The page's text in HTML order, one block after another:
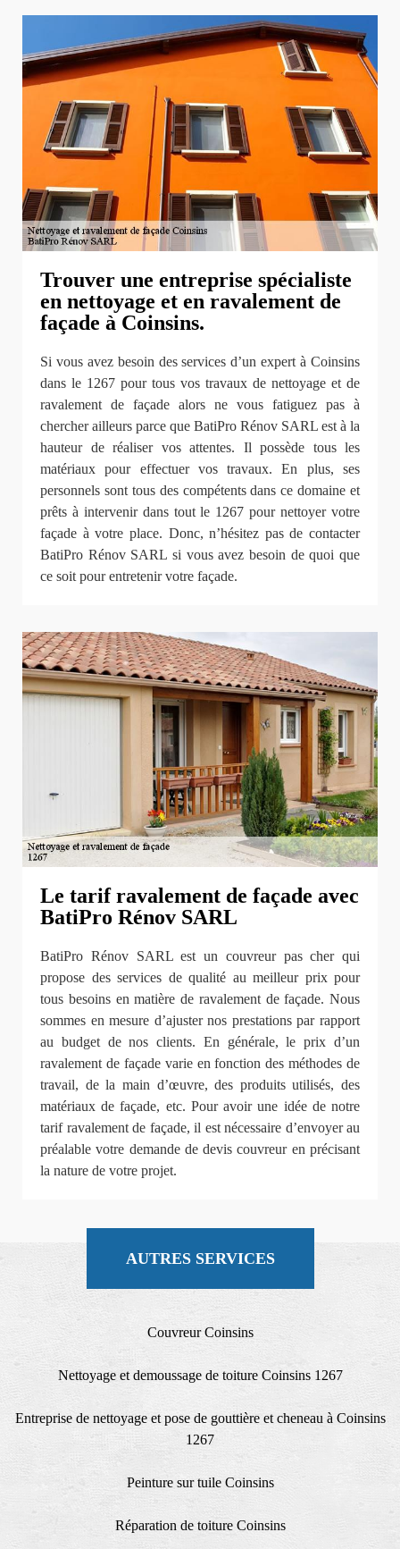
Trouver une entreprise spécialiste
en nettoyage et en ravalement de
façade à Coinsins.
Si vous avez besoin des services d’un expert à Coinsins
dans le 1267 pour tous vos travaux de nettoyage et de
ravalement de façade alors ne vous fatiguez pas à
chercher ailleurs parce que BatiPro Rénov SARL est à la
hauteur de réaliser vos attentes. Il possède tous les
matériaux pour effectuer vos travaux. En plus, ses
personnels sont tous des compétents dans ce domaine et
prêts à intervenir dans tout le 1267 pour nettoyer votre
façade à votre place. Donc, n’hésitez pas de contacter
BatiPro Rénov SARL si vous avez besoin de quoi que
ce soit pour entretenir votre façade.
Le tarif ravalement de façade avec
BatiPro Rénov SARL
BatiPro Rénov SARL est un couvreur pas cher qui
propose des services de qualité au meilleur prix pour
tous besoins en matière de ravalement de façade. Nous
sommes en mesure d’ajuster nos prestations par rapport
au budget de nos clients. En générale, le prix d’un
ravalement de façade varie en fonction des méthodes de
travail, de la main d’œuvre, des produits utilisés, des
matériaux de façade, etc. Pour avoir une idée de notre
tarif ravalement de façade, il est nécessaire d’envoyer au
préalable votre demande de devis couvreur en précisant
la nature de votre projet.
AUTRES SERVICES
Couvreur Coinsins
Nettoyage et demoussage de toiture Coinsins 1267
Entreprise de nettoyage et pose de gouttière et cheneau à Coinsins
1267
Peinture sur tuile Coinsins
Réparation de toiture Coinsins